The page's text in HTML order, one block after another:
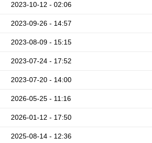
2023-10-12 - 02:06
2023-09-26 - 14:57
2023-08-09 - 15:15
2023-07-24 - 17:52
2023-07-20 - 14:00
2026-05-25 - 11:16
2026-01-12 - 17:50
2025-08-14 - 12:36